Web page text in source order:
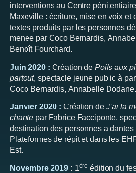
interventions au Centre
Maxéville : écriture, mise en voix et
textes produits par les personnes
menée par Coco Bernardis,
Benoît Fourchard.
Juin 2020 : Création de Poils aux
partout, spectacle jeune public à
Coco Bernardis, Annabelle Dodane.
Janvier 2020 : Création de J’ai la
chante par Fabrice Facciponte,
destination des personnes aidantes
Plateformes de répit et dans les
Est.
Novembre 2019 : 1ère édition du